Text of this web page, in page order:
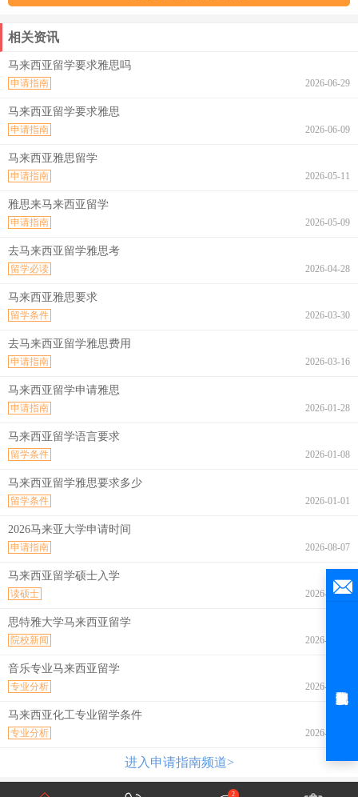
相关资讯
马来西亚留学要求雅思吗
2026-06-29
申请指南
马来西亚留学要求雅思
2026-06-09
申请指南
马来西亚雅思留学
2026-05-11
申请指南
雅思来马来西亚留学
2026-05-09
申请指南
去马来西亚留学雅思考
2026-04-28
留学必读
马来西亚雅思要求
2026-03-30
留学条件
去马来西亚留学雅思费用
2026-03-16
申请指南
马来西亚留学申请雅思
2026-01-28
申请指南
马来西亚留学语言要求
2026-01-08
留学条件
马来西亚留学雅思要求多少
2026-01-01
留学条件
2026马来亚大学申请时间
2026-08-07
申请指南
马来西亚留学硕士入学
2026-08-07
读硕士
思特雅大学马来西亚留学
2026-08-07
院校新闻
音乐专业马来西亚留学
2026-08-07
专业分析
马来西亚化工专业留学条件
2026-08-07
专业分析
进入申请指南频道>
2